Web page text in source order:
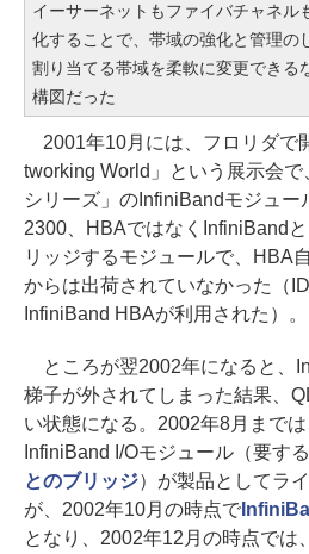
イーサーネットもファイバチャネル
化することで、帯域の強化と管理の
割り当てる帯域を柔軟に変更できる
構図だった
2001年10月には、フロリダで
tworking World」という展示会
シリーズ」のInfiniBandモジュー
2300、HBAではなくInfiniBand
リッジするモジュールで、HBA
からは出荷されていなかった（
InfiniBand HBAが利用された）。
ところが翌2002年になると、
梯子が外されてしまった結果、
い状態になる。2002年8月まで
InfiniBand I/Oモジュール（要する
とのブリッジ）が製品としてラ
が、2002年10月の時点で
となり、2002年12月の時点では